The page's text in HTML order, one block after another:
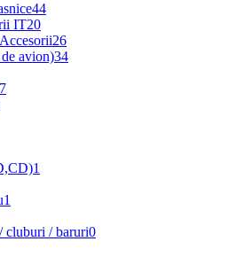
44
IT20
26
avion)34
7
1
1
cluburi / baruri0